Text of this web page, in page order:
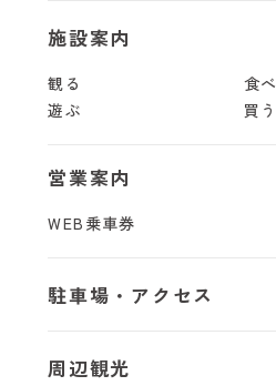
施設案内
観る
食
遊ぶ
買う
営業案内
WEB乗車券
駐車場・アクセス
周辺観光